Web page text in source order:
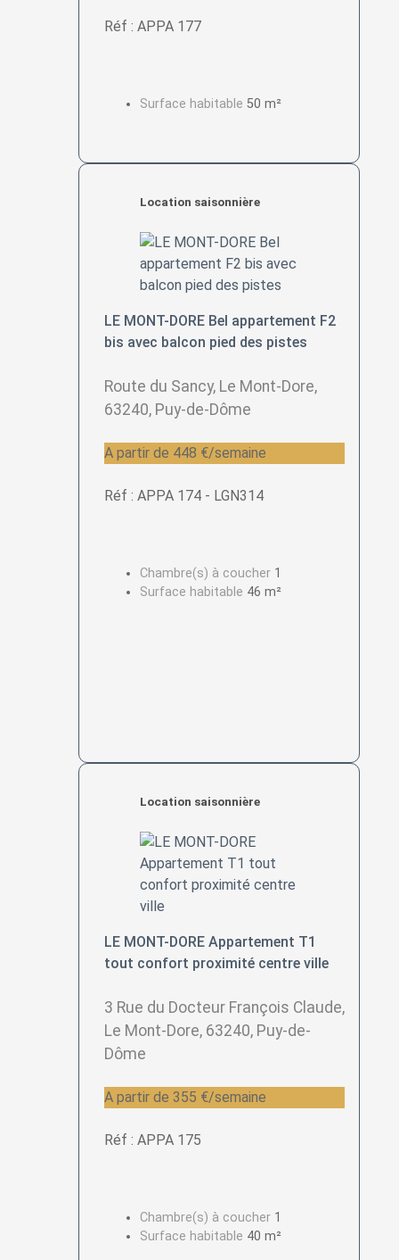
Réf : APPA 177
Surface habitable 50 m²
Location saisonnière
LE MONT-DORE Bel appartement F2
bis avec balcon pied des pistes
Route du Sancy, Le Mont-Dore,
63240, Puy-de-Dôme
A partir de 448 €/semaine
Réf : APPA 174 - LGN314
Chambre(s) à coucher 1
Surface habitable 46 m²
Location saisonnière
LE MONT-DORE Appartement T1
tout confort proximité centre ville
3 Rue du Docteur François Claude,
Le Mont-Dore, 63240, Puy-de-
Dôme
A partir de 355 €/semaine
Réf : APPA 175
Chambre(s) à coucher 1
Surface habitable 40 m²